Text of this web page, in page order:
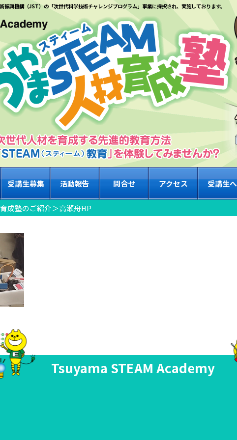
振興機構（JST）の「次世代科学技術チャレンジプログラム」事業に採択され、実施しております。
受講生募集 活動報告 問合せ アクセス 受講生へ
成塾のご紹介＞高瀬舟HP
Tsuyama STEAM Academy